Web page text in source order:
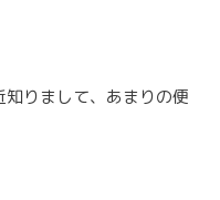
りまして、あまりの便